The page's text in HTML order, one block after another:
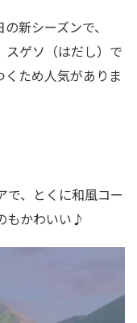
新シーズンで、
スゲソ（はだし）で
ため人気がありま
で、とくに和風コー
もかわいい♪